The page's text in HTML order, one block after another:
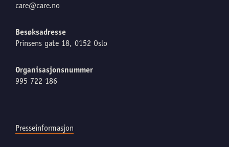
care@care.no
Besøksadresse
Prinsens gate 18, 0152 Oslo
Organisasjonsnummer
995 722 186
Presseinformasjon